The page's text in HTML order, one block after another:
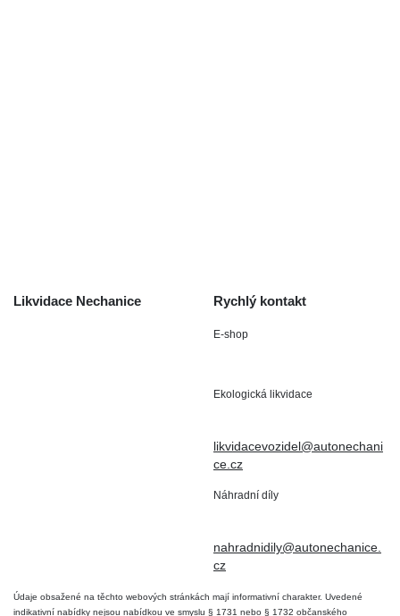
Likvidace Nechanice Rychlý kontakt
E-shop
Ekologická likvidace
likvidacevozidel@autonechani
ce.cz
Náhradní díly
nahradnidily@autonechanice.
cz
Údaje obsažené na těchto webových stránkách mají informativní charakter. Uvedené
indikativní nabídky nejsou nabídkou ve smyslu § 1731 nebo § 1732 občanského